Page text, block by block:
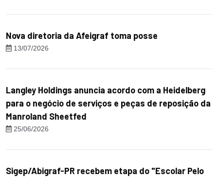
Nova diretoria da Afeigraf toma posse
13/07/2026
Langley Holdings anuncia acordo com a Heidelberg
para o negócio de serviços e peças de reposição da
Manroland Sheetfed
25/06/2026
Sigep/Abigraf-PR recebem etapa do "Escolar Pelo